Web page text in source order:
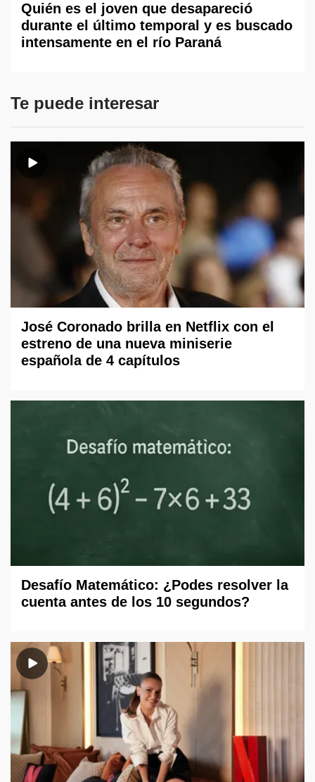
Quién es el joven que desapareció
durante el último temporal y es buscado
intensamente en el río Paraná
Te puede interesar
José Coronado brilla en Netflix con el
estreno de una nueva miniserie
española de 4 capítulos
Desafío Matemático: ¿Podes resolver la
cuenta antes de los 10 segundos?